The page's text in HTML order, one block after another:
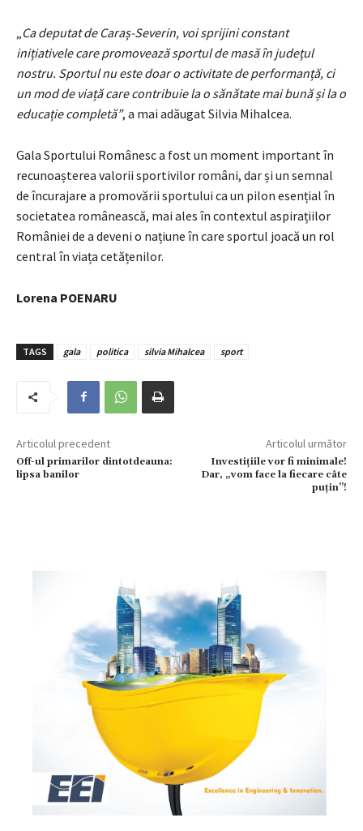
Ca deputat de Caraș-Severin, voi sprijini constant
inițiativele care promovează sportul de masă în județul
nostru. Sportul nu este doar o activitate de performanță, ci
un mod de viață care contribuie la o sănătate mai bună și la o
educație completă”, a mai adăugat Silvia Mihalcea.
Gala Sportului Românesc a fost un moment important în
recunoașterea valorii sportivilor români, dar și un semnal
de încurajare a promovării sportului ca un pilon esențial în
societatea românească, mai ales în contextul aspirațiilor
României de a deveni o națiune în care sportul joacă un rol
central în viața cetățenilor.
Lorena POENARU
TAGS gala politica silvia Mihalcea sport
Articolul precedent
Off-ul primarilor dintotdeauna:
lipsa banilor
Articolul următor
Investițiile vor fi minimale!
Dar, „vom face la fiecare câte
puțin”!